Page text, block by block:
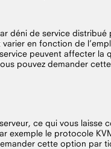
déni de service distribué
en fonction de
peuvent affecter la
pouvez demander
ce qui vous laisse
exemple le protocole
cette option par